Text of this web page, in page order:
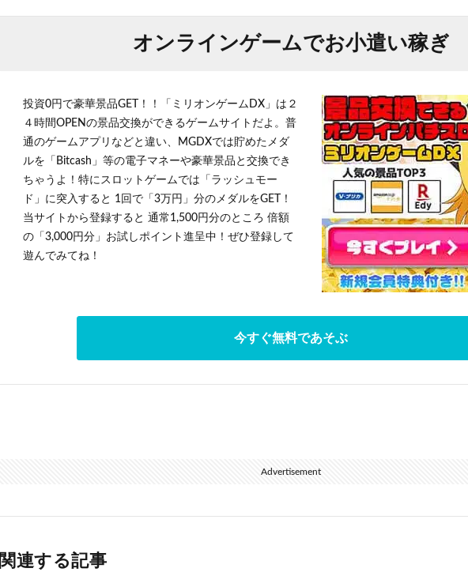
オンラインゲームでお小遣い稼ぎ
投資0円で豪華景品GET！！「ミリオンゲームDX」は２
４時間OPENの景品交換ができるゲームサイトだよ。普
通のゲームアプリなどと違い、MGDXでは貯めたメダ
ルを「Bitcash」等の電子マネーや豪華景品と交換でき
ちゃうよ！特にスロットゲームでは「ラッシュモー
ド」に突入すると 1回で「3万円」分のメダルをGET！
当サイトから登録すると 通常1,500円分のところ 倍額
の「3,000円分」お試しポイント進呈中！ぜひ登録して
遊んでみてね！
今すぐ無料であそぶ
Advertisement
関連する記事